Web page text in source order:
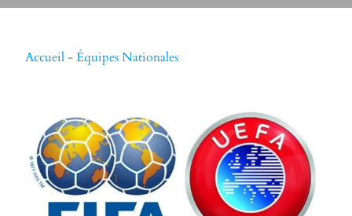
Accueil-Équipes Nationales